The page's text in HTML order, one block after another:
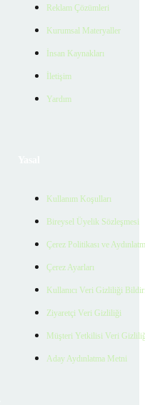
Reklam Çözümleri
Kurumsal Materyaller
İnsan Kaynakları
İletişim
Yardım
Kullanım Koşulları
Bireysel Üyelik Sözleşmesi
Çerez Politikası ve
Çerez Ayarları
Kullanıcı Veri Gizliliği
Ziyaretçi Veri Gizliliği
Müşteri Yetkilisi Veri
Aday Aydınlatma Metni